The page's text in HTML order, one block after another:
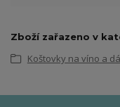
Zboží zařazeno v
Koštovky na víno a